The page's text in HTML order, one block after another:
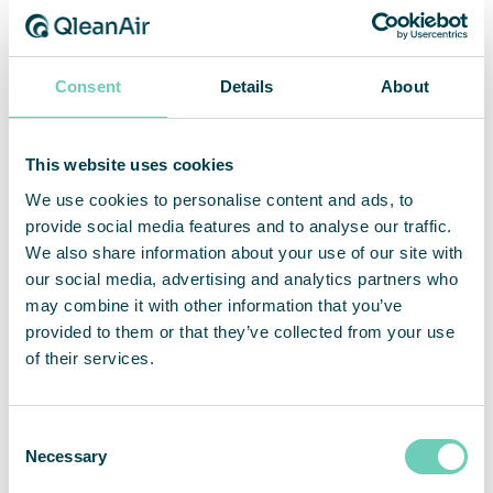
Consent Details About
This website uses cookies
We use cookies to personalise content and ads, to
provide social media features and to analyse our traffic.
We also share information about your use of our site with
our social media, advertising and analytics partners who
may combine it with other information that you’ve
provided to them or that they’ve collected from your use
of their services.
Selection
Necessary